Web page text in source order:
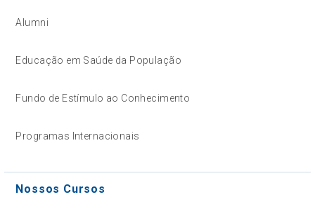
Alumni
Educação em Saúde da População
Fundo de Estímulo ao Conhecimento
Programas Internacionais
Nossos Cursos